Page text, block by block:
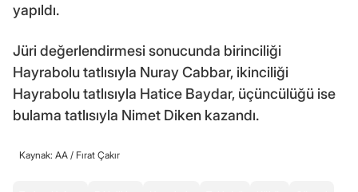
yapıldı.
Jüri değerlendirmesi sonucunda birinciliği
Hayrabolu tatlısıyla Nuray Cabbar, ikinciliği
Hayrabolu tatlısıyla Hatice Baydar, üçüncülüğü ise
bulama tatlısıyla Nimet Diken kazandı.
Kaynak: AA / Fırat Çakır